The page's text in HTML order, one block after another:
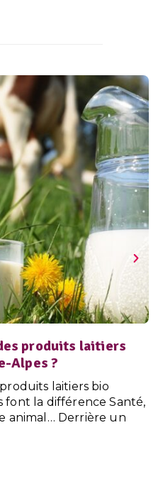
produits laitiers
Alpes ?
laitiers bio
font la différence Santé,
animal… Derrière un